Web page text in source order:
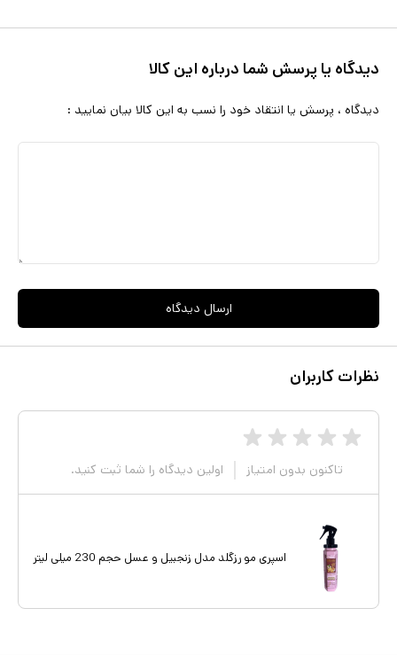
دیدگاه یا پرسش شما درباره این کالا
دیدگاه ، پرسش یا انتقاد خود را نسب به این کالا بیان نمایید :
ارسال دیدگاه
نظرات کاربران
تاکنون بدون امتیاز اولین دیدگاه را شما ثبت کنید.
اسپری مو رزگلد مدل زنجبیل و عسل حجم 230 میلی لیتر